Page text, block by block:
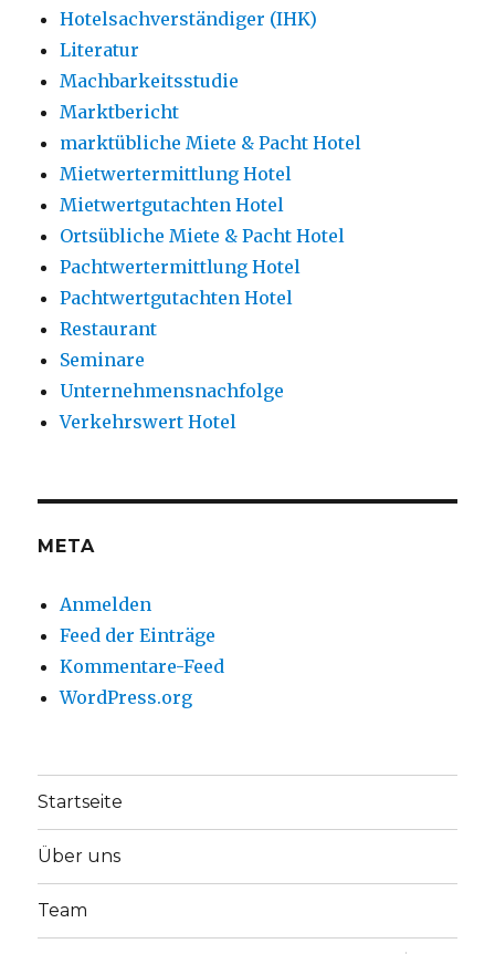
Hotelsachverständiger (IHK)
Literatur
Machbarkeitsstudie
Marktbericht
marktübliche Miete & Pacht Hotel
Mietwertermittlung Hotel
Mietwertgutachten Hotel
Ortsübliche Miete & Pacht Hotel
Pachtwertermittlung Hotel
Pachtwertgutachten Hotel
Restaurant
Seminare
Unternehmensnachfolge
Verkehrswert Hotel
META
Anmelden
Feed der Einträge
Kommentare-Feed
WordPress.org
Startseite
Über uns
Team